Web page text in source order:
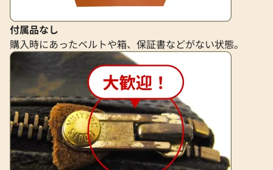
付属品なし
購入時にあったベルトや箱、保証書などがない状態。